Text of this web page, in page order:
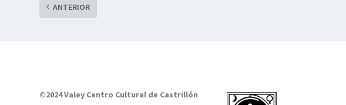
ANTERIOR
©2024 Valey Centro Cultural de Castrillón